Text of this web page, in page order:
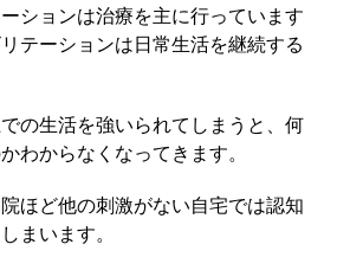
ションは治療を主に行っています
テーションは日常生活を継続する
の生活を強いられてしまうと、何
わからなくなってきます。
ほど他の刺激がない自宅では認知
まいます。